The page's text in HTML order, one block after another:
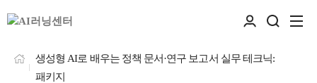
생성형 AI로 배우는 정책 문서·연구 보고서 실무 테크닉:
패키지